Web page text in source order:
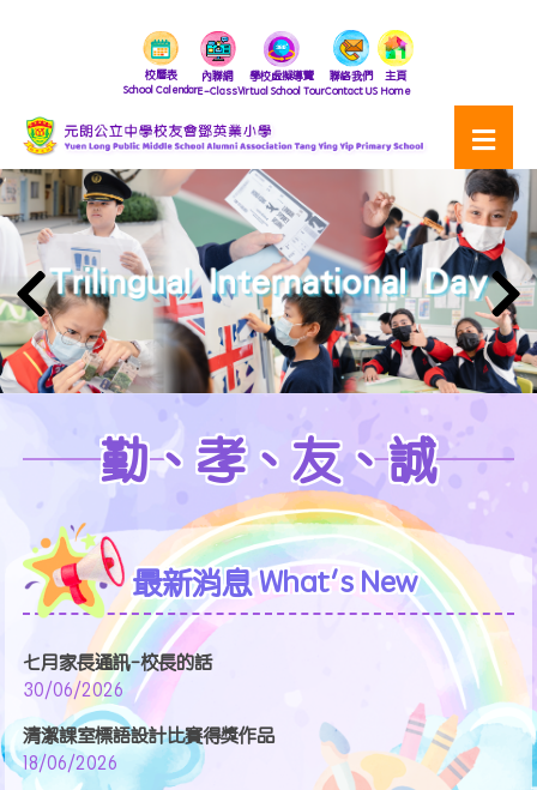
校曆表
School Calendar
內聯網
E-Class
學校虛擬導覽
Virtual School Tour
聯絡我們
Contact US
主頁
Home
勤、孝、友、誠
最新消息 What's New
七月家長通訊-校長的話
30/06/2026
清潔課室標語設計比賽得獎作品
18/06/2026